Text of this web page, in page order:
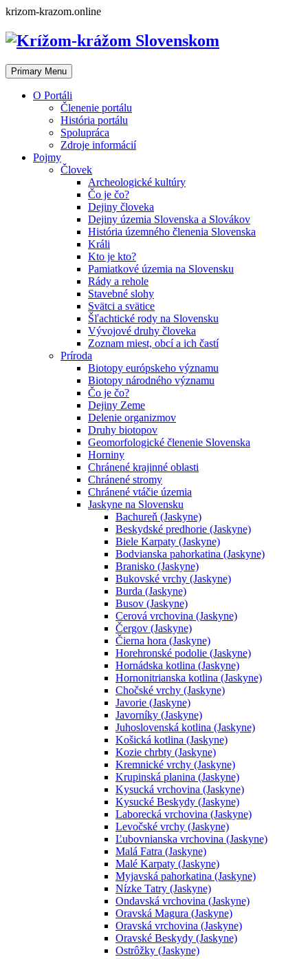
Skip
content
krizom-krazom.online
Primary Menu
O Portáli
Členenie portálu
História portálu
Spolupráca
Zdroje informácií
Pojmy
Človek
Archeologické kultúry
Čo je čo?
Dejiny človeka
Dejiny územia Slovenska a Slovákov
História územného členenia Slovenska
Králi
Kto je kto?
Pamiatkové územia na Slovensku
Rády a rehole
Stavebné slohy
Svätci a svätice
Šľachtické rody na Slovensku
Vývojové druhy človeka
Zoznam miest, obcí a ich častí
Príroda
Biotopy európskeho významu
Biotopy národného významu
Čo je čo?
Dejiny Zeme
Delenie organizmov
Druhy biotopov
Geomorfologické členenie Slovenska
Horniny
Chránené krajinné oblasti
Chránené stromy
Chránené vtáčie územia
Jaskyne na Slovensku
Bachureň (Jaskyne)
Beskydské predhorie (Jaskyne)
Biele Karpaty (Jaskyne)
Bodvianska pahorkatina (Jaskyne)
Branisko (Jaskyne)
Bukovské vrchy (Jaskyne)
Burda (Jaskyne)
Busov (Jaskyne)
Cerová vrchovina (Jaskyne)
Čergov (Jaskyne)
Čierna hora (Jaskyne)
Horehronské podolie (Jaskyne)
Hornádska kotlina (Jaskyne)
Hornonitrianska kotlina (Jaskyne)
Chočské vrchy (Jaskyne)
Javorie (Jaskyne)
Javorníky (Jaskyne)
Juhoslovenská kotlina (Jaskyne)
Košická kotlina (Jaskyne)
Kozie chrbty (Jaskyne)
Kremnické vrchy (Jaskyne)
Krupinská planina (Jaskyne)
Kysucká vrchovina (Jaskyne)
Kysucké Beskydy (Jaskyne)
Laborecká vrchovina (Jaskyne)
Levočské vrchy (Jaskyne)
Ľubovnianska vrchovina (Jaskyne)
Malá Fatra (Jaskyne)
Malé Karpaty (Jaskyne)
Myjavská pahorkatina (Jaskyne)
Nízke Tatry (Jaskyne)
Ondavská vrchovina (Jaskyne)
Oravská Magura (Jaskyne)
Oravská vrchovina (Jaskyne)
Oravské Beskydy (Jaskyne)
Ostrôžky (Jaskyne)